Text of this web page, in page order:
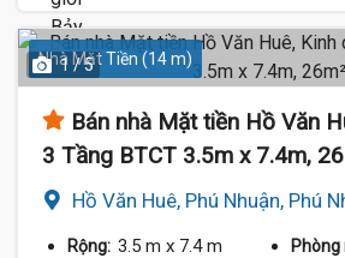
Nhà Mặt Tiền (14 m)
1 / 5
Bán nhà Mặt tiền Hồ Văn
3 Tầng BTCT 3.5m x 7.4m,
Hồ Văn Huê, Phú Nhuận, Phú
Rộng: 3.5 m x 7.4 m Phòng